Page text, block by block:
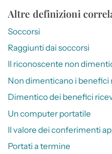
Altre definizioni
Soccorsi
Raggiunti dai soccorsi
Il riconoscente non
Non dimenticano i benefici
Dimentico dei benefici
Un computer portatile
Il valore dei conferimenti
Portati a termine